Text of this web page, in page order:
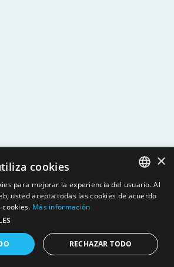
SPANISH
GERMAN
×
cookies
para mejorar la experiencia del usuario. Al
usted acepta todas las cookies de acuerdo
Más información
RECHAZAR TODO